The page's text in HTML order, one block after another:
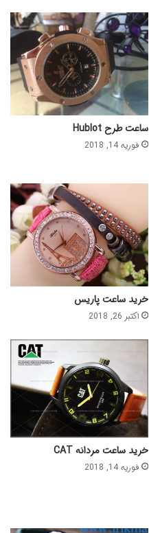
ساعت طرح Hublot
فوریه 14, 2018
خرید ساعت پاریس
اکتبر 26, 2018
خرید ساعت مردانه CAT
فوریه 14, 2018